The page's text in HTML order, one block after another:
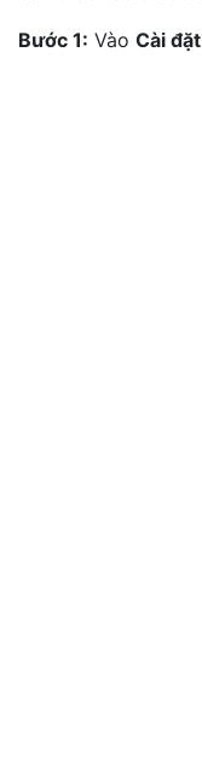
Bước 1: Vào Cài đặt